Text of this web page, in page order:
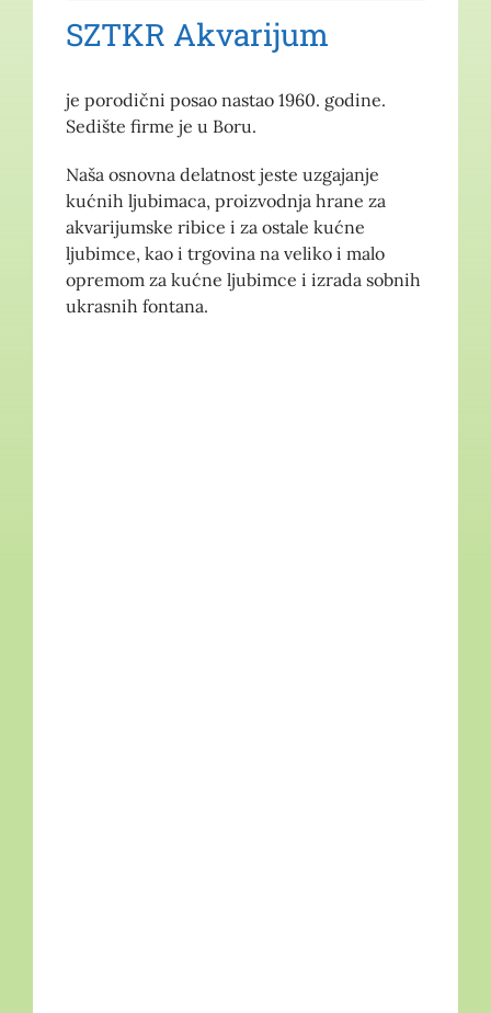
SZTKR Akvarijum
je porodični posao nastao 1960. godine.
Sedište firme je u Boru.
Naša osnovna delatnost jeste uzgajanje
kućnih ljubimaca, proizvodnja hrane za
akvarijumske ribice i za ostale kućne
ljubimce, kao i trgovina na veliko i malo
opremom za kućne ljubimce i izrada sobnih
ukrasnih fontana.